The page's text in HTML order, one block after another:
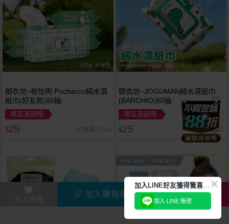
加入購物車 直接購買
御衣坊~帕恰狗 Pochacco純水濕
紙巾(好友款)80抽
專區滿額贈
$25 已銷售2,844
御衣坊~JOGUMAN純水濕紙巾
(BARCHIO)80抽
專區滿額贈
$25 已銷售2,102
加
入LINE好友獲得驚喜折扣!
加入 LINE 帳號